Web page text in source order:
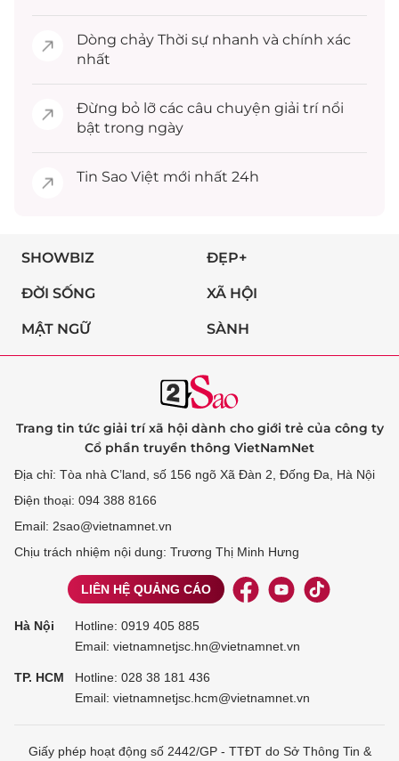
Dòng chảy Thời sự nhanh và chính xác
nhất
Đừng bỏ lỡ các câu chuyện giải trínổi
bật trong ngày
Tin Sao Việt mới nhất 24h
SHOWBIZ ĐẸP+
ĐỜI SỐNG XÃ HỘI
MẬT NGỮ SÀNH
Trang tin tức giải trí xã hội dành cho giới trẻ của công ty
Cổ phần truyền thông VietNamNet
Địa chỉ: Tòa nhà C’land, số 156 ngõ Xã Đàn 2, Đống Đa, Hà Nội
Điện thoại: 094 388 8166
Email: 2sao@vietnamnet.vn
Chịu trách nhiệm nội dung: Trương Thị Minh Hưng
LIÊN HỆ QUẢNG CÁO
Hà Nội Hotline: 0919 405 885
Email: vietnamnetjsc.hn@vietnamnet.vn
TP. HCM Hotline: 028 38 181 436
Email: vietnamnetjsc.hcm@vietnamnet.vn
Giấy phép hoạt động số 2442/GP - TTĐT do Sở Thông Tin &